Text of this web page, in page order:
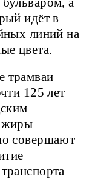
идёт в
линий на
цвета.
трамваи
125 лет
совершают